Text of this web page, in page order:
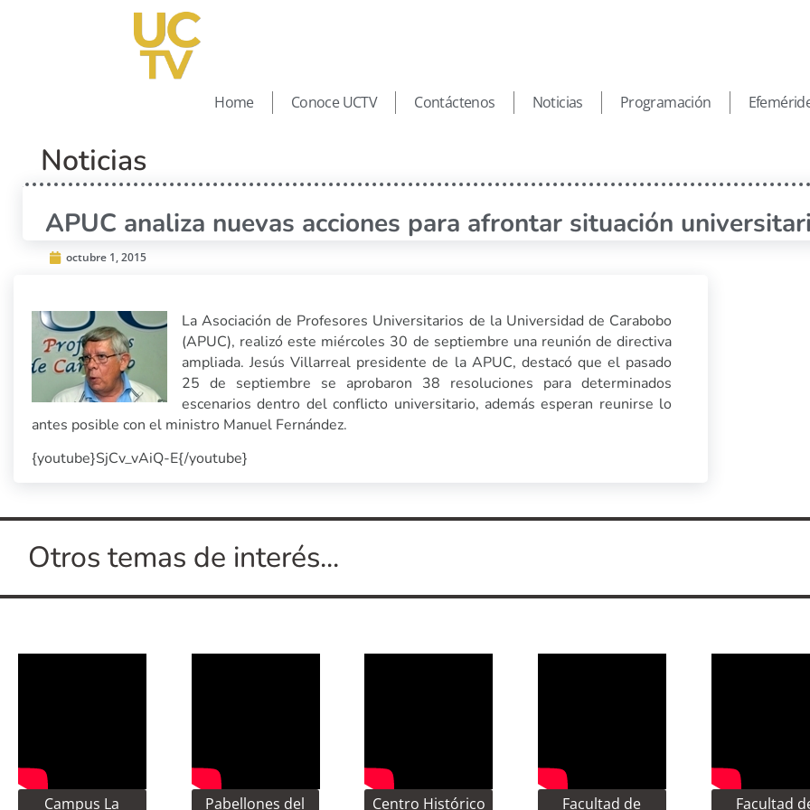
Home Conoce UCTV Contáctenos Noticias Programación
Noticias
APUC analiza nuevas acciones para afrontar situación
octubre 1, 2015
La Asociación de Profesores Universitarios de la Universidad de Carabobo
(APUC), realizó este miércoles 30 de septiembre una reunión de directiva
ampliada. Jesús Villarreal presidente de la APUC, destacó que el pasado
25 de septiembre se aprobaron 38 resoluciones para determinados
escenarios dentro del conflicto universitario, además esperan reunirse lo
antes posible con el ministro Manuel Fernández.
{youtube}SjCv_vAiQ-E{/youtube}
Otros temas de interés...
Campus La Pabellones del Centro Histórico Facultad de Facultad